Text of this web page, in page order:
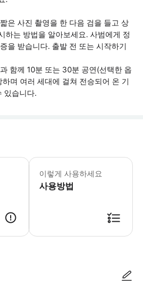
은 사진 촬영을 한 다음 검을 들고 상
하는 방법을 알아보세요. 사범에게 정
을 받습니다. 출발 전 또는 시작하기
함께 10분 또는 30분 공연(선택한 옵
며 여러 세대에 걸쳐 전승되어 온 기
있습니다.
안전상의 이유로 당일 강사의 지시에
이렇게 사용하세요
사용방법